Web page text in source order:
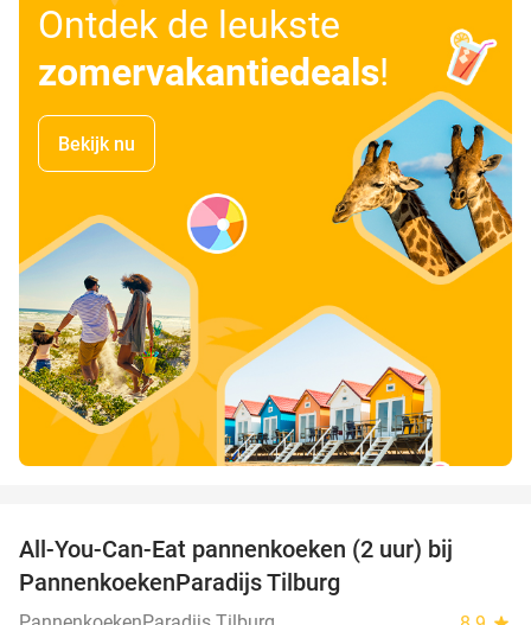
Ontdek de leukste
zomervakantiedeals!
Bekijk nu
All-You-Can-Eat pannenkoeken (2 uur) bij
PannenkoekenParadijs Tilburg